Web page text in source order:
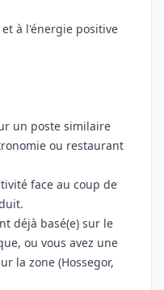
à l'énergie positive
un poste similaire
ou restaurant
face au coup de
déjà basé(e) sur le
ou vous avez une
la zone (Hossegor,